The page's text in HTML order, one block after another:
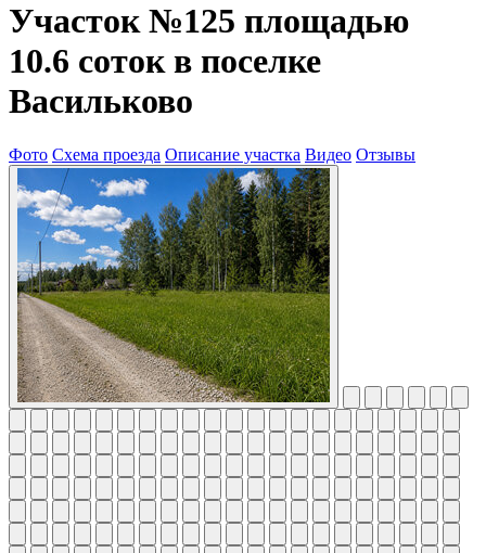
Участок №125 площадью
10.6 соток в поселке
Васильково
Фото Схема проезда Описание участка Видео Отзывы